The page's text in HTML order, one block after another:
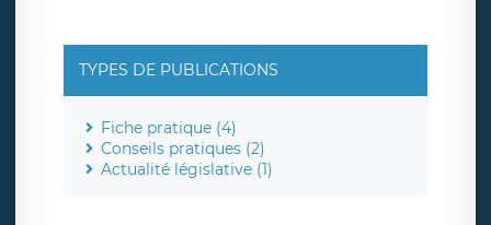
TYPES DE PUBLICATIONS
Fiche pratique (4)
Conseils pratiques (2)
Actualité législative (1)